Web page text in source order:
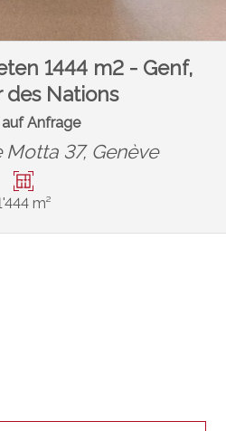
1444 m2 - Genf,
des Nations
auf Anfrage
Motta 37, Genève
m²